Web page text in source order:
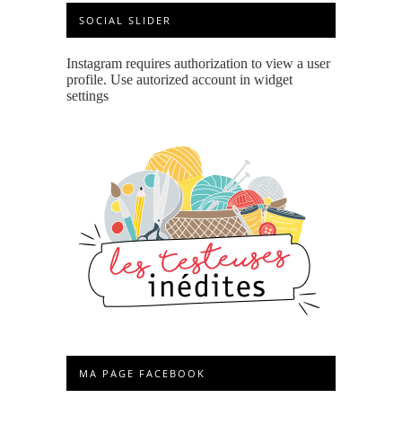
SOCIAL SLIDER
Instagram requires authorization to view a user
profile. Use autorized account in widget
settings
MA PAGE FACEBOOK